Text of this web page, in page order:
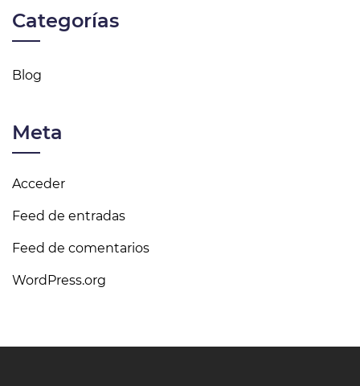
Categorías
Blog
Meta
Acceder
Feed de entradas
Feed de comentarios
WordPress.org